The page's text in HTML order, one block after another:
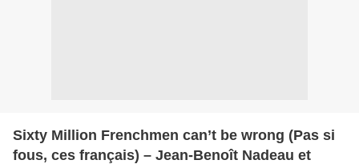
Sixty Million Frenchmen can’t be wrong (Pas si
fous, ces français) – Jean-Benoît Nadeau et